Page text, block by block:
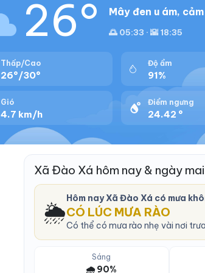
26° Mây đen u ám,
🌅 05:33 · 🌇 18:35
Thấp/Cao
26°/30°
Độ ẩm
91%
Gió
4.7 km/h
Điểm ngưng
24.42 °
Xã Đào Xá hôm nay & ngày
🌦️
Hôm nay Xã Đào Xá có mưa
CÓ LÚC MƯA RÀO
Có thể có mưa rào nhẹ vài nơi
Sáng
🌧️ 90%